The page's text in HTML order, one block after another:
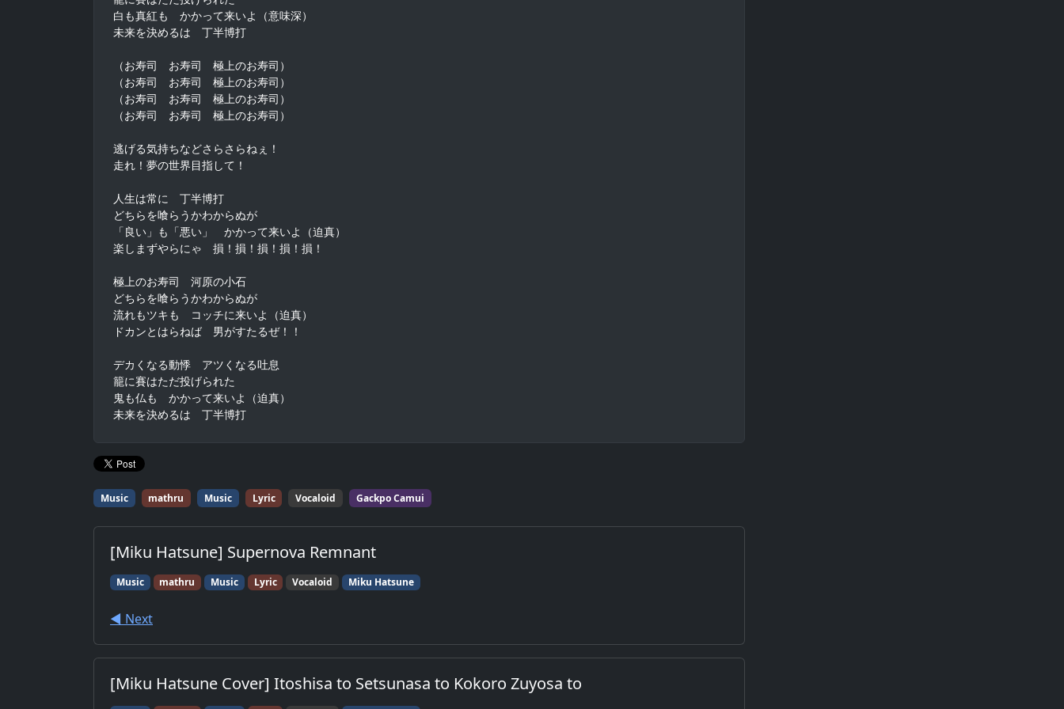
白も真紅も　かかって来いよ（意味深）
未来を決めるは　丁半博打
（お寿司　お寿司　極上のお寿司）
（お寿司　お寿司　極上のお寿司）
（お寿司　お寿司　極上のお寿司）
（お寿司　お寿司　極上のお寿司）
逃げる気持ちなどさらさらねぇ！
走れ！夢の世界目指して！
人生は常に　丁半博打
どちらを喰らうかわからぬが
「良い」も「悪い」　かかって来いよ（迫真）
楽しまずやらにゃ　損！損！損！損！損！
極上のお寿司　河原の小石
どちらを喰らうかわからぬが
流れもツキも　コッチに来いよ（迫真）
ドカンとはらねば　男がすたるぜ！！
デカくなる動悸　アツくなる吐息
籠に賽はただ投げられた
鬼も仏も　かかって来いよ（迫真）
未来を決めるは　丁半博打
Music mathru Music Lyric Vocaloid Gackpo Camui
[Miku Hatsune] Supernova Remnant
Music mathru Music Lyric Vocaloid Miku Hatsune
◀︎ Next
[Miku Hatsune Cover] Itoshisa to Setsunasa to Kokoro Zuyosa to